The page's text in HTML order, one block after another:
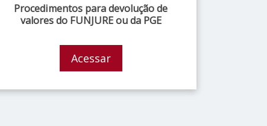
Procedimentos para devolução de
valores do FUNJURE ou da PGE
Acessar